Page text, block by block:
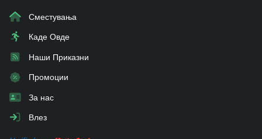
Сместувања
Каде Овде
Наши Приказни
Промоции
За нас
Влез